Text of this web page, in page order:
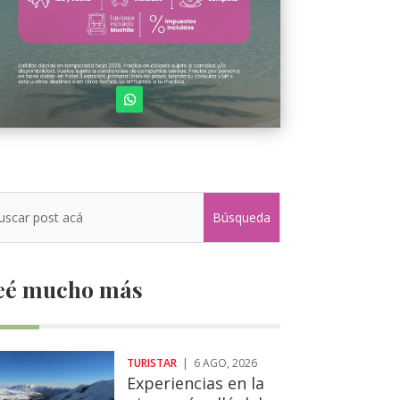
mucho más
TURISTAR | 6 AGO, 2026
Experiencias en la